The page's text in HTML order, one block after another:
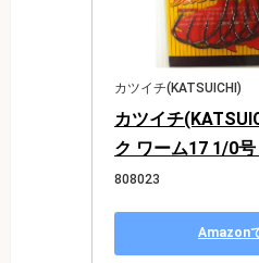
カツイチ(KATSUICHI)
カツイチ
ク ワーム17 1/0
808023
Amazon